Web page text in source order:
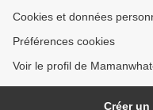
Cookies et données
Préférences cookies
Voir le profil de
Créer